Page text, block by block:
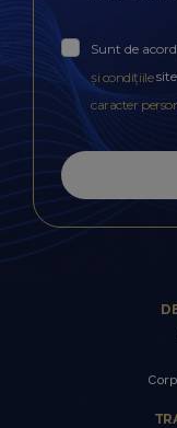
Sunt de
și condițiile
caracter